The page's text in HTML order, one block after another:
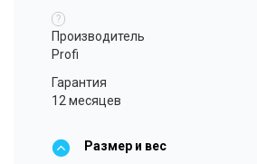
?
Производитель
Profi
Гарантия
12 месяцев
Размер и вес